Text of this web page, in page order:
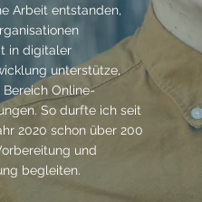
Arbeit entstanden,
in digitaler
unterstütze,
Online-
So durfte ich seit
2020 schon über 200
und
begleiten.